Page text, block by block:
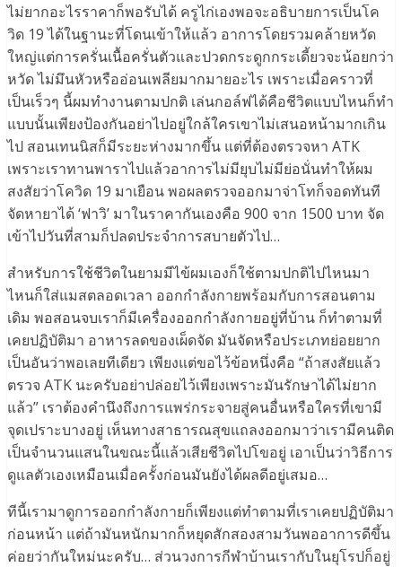
ไม่ยากอะไรราคาก็พอรับได้ ครูไก่เองพอจะอธิบายการเป็นโค
วิด 19 ได้ในฐานะที่โดนเข้าให้แล้ว อาการโดยรวมคล้ายหวัด
ใหญ่แต่การครั่นเนื้อครั่นตัวและปวดกระดูกกระเดี้ยวจะน้อยกว่า
หวัด ไม่มึนหัวหรืออ่อนเพลียมากมายอะไร เพราะเมื่อคราวที่
เป็นเร็วๆ นี้ผมทำงานตามปกติ เล่นกอล์ฟได้คือชีวิตแบบไหนก็ทำ
แบบนั้นเพียงป้องกันอย่าไปอยู่ใกล้ใครเขาไม่เสนอหน้ามากเกิน
ไป สอนเทนนิสก็มีระยะห่างมากขึ้น แต่ที่ต้องตรวจหา ATK
เพราะเราทานพาราไปแล้วอาการไม่มียุบไม่มีย่อนั่นทำให้ผม
สงสัยว่าโควิด 19 มาเยือน พอผลตรวจออกมาจ่าโทก็จอดทันที
จัดหายาได้ ‘ฟาวิ’ มาในราคากันเองคือ 900 จาก 1500 บาท จัด
เข้าไปวันที่สามก็ปลดประจำการสบายตัวไป…
สำหรับการใช้ชีวิตในยามมีไข้ผมเองก็ใช้ตามปกติไปไหนมา
ไหนก็ใส่แมสตลอดเวลา ออกกำลังกายพร้อมกับการสอนตาม
เดิม พอสอนจบเราก็มีเครื่องออกกำลังกายอยู่ที่บ้าน ก็ทำตามที่
เคยปฏิบัติมา อาหารลดของเผ็ดจัด มันจัดหรือประเภทย่อยยาก
เป็นอันว่าพอเลยทีเดียว เพียงแต่ขอไว้ข้อหนึ่งคือ “ถ้าสงสัยแล้ว
ตรวจ ATK นะครับอย่าปล่อยไว้เพียงเพราะมันรักษาได้ไม่ยาก
แล้ว” เราต้องคำนึงถึงการแพร่กระจายสู่คนอื่นหรือใครที่เขามี
จุดเปราะบางอยู่ เห็นทางสาธารณสุขแถลงออกมาว่าเรามีคนติด
เป็นจำนวนแสนในขณะนี้แล้วเสียชีวิตไปโขอยู่ เอาเป็นว่าวิธีการ
ดูแลตัวเองเหมือนเมื่อครั้งก่อนมันยังได้ผลดีอยู่เสมอ…
ทีนี้เรามาดูการออกกำลังกายก็เพียงแต่ทำตามที่เราเคยปฏิบัติมา
ก่อนหน้า แต่ถ้ามันหนักมากก็หยุดสักสองสามวันพออาการดีขึ้น
ค่อยว่ากันใหม่นะครับ… ส่วนวงการกีฬาบ้านเรากับในยุโรปก็อยู่